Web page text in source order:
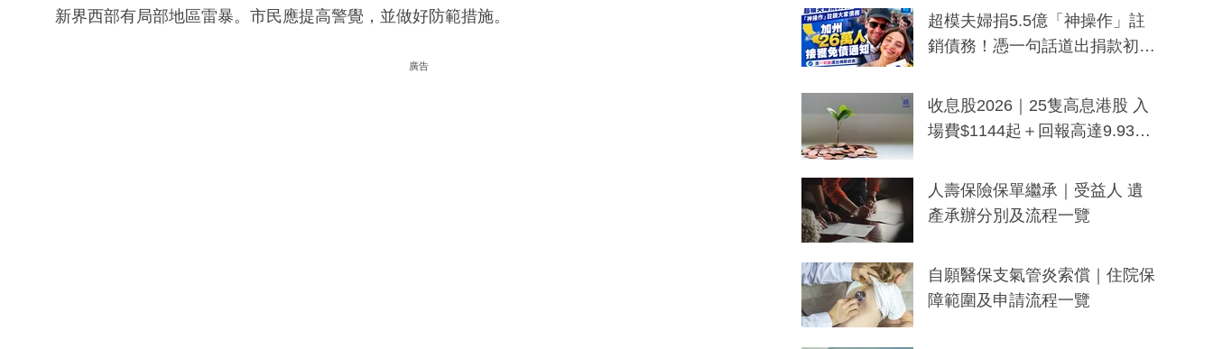
新界西部有局部地區雷暴。市民應提高警覺，並做好防範措施。
廣告
超模夫婦捐5.5億「神操作」註
銷債務！憑一句話道出捐款初
一度被誤當詐騙手段
收息股2026｜25隻高息港股 入
場費$1144起＋回報高達9.93
人壽保險保單繼承｜受益人 遺
產承辦分別及流程一覽
自願醫保支氣管炎索償｜住院保
障範圍及申請流程一覽